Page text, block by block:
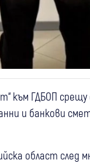
към ГДБОП срещу
и банкови
област след